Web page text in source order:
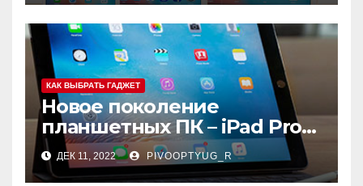
КАК ВЫБРАТЬ ГАДЖЕТ
Новое поколение
планшетных ПК – iPad Pro
9.7ДЕК 11, 2022 PIVOOPTYUG_R